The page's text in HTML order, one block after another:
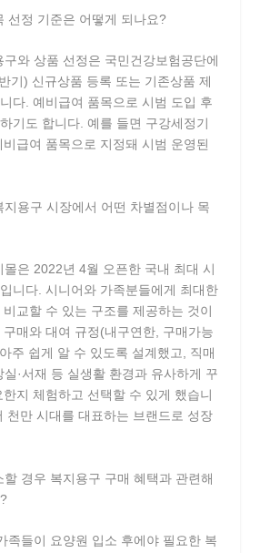
선정 기준은 어떻게 되나요?
구와 상품 선정은 국민건강보험공단에
기) 신규상품 등록 또는 기존상품 제
다. 예비급여 품목으로 시범 도입 후
기도 합니다. 예를 들면 구강세정기
급여 품목으로 지정돼 시범 운영된
지용구 시장에서 어떤 차별점이나 목
몰은 2022년 4월 오픈한 국내 최대 시
니다. 시니어와 가족분들에게 최대한
교할 수 있는 구조를 제공하는 것이
매와 대여 규정(내구연한, 구매가능
주 쉽게 알 수 있도록 설계했고, 직매
실·서재 등 실생활 환경과 유사하게 꾸
지 체험하고 선택할 수 있게 했습니
천만 시대를 대표하는 브랜드로 성장
할 경우 복지용구 구매 혜택과 관련해
족들이 요양원 입소 후에야 필요한 복